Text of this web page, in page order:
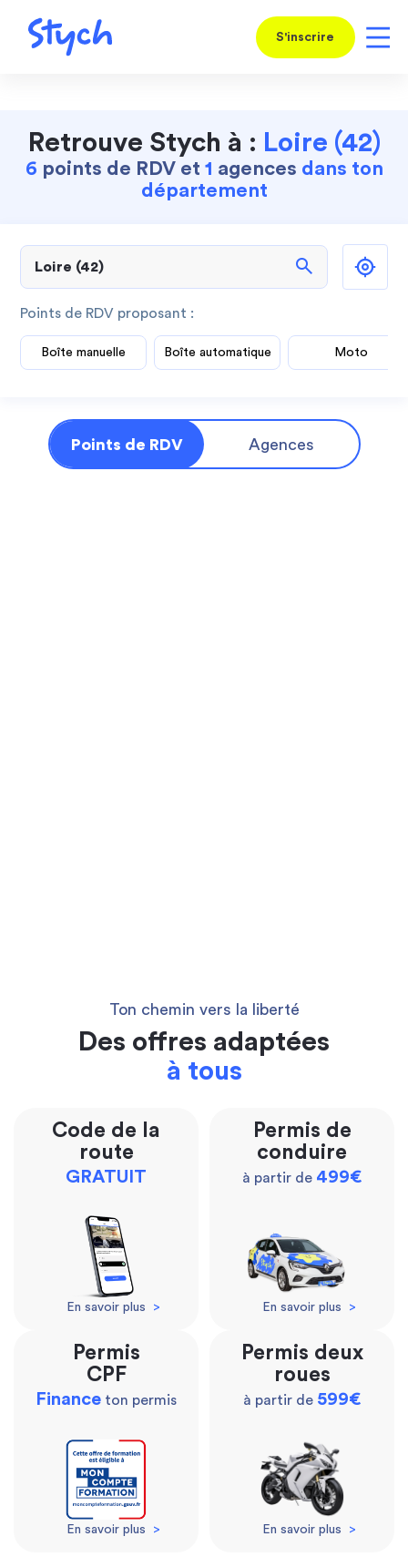
S'inscrire
Retrouve Stych à : Loire (42)
6 points de RDV et 1 agences dans ton
département
search
Points de RDV proposant :
Boîte manuelle Boîte automatique Moto
Points de RDV Agences
Ton chemin vers la liberté
Des offres adaptées
à tous
Code de la
route
GRATUIT
En savoir plus >
Permis de
conduire
à partir de 499€
En savoir plus >
Permis
CPF
Finance ton permis
En savoir plus >
Permis deux
roues
à partir de 599€
En savoir plus >